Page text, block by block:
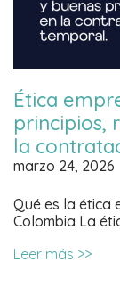
Ética
principios,
la
marzo 24, 2026
Qué es la ética
Colombia La
Leer más >>